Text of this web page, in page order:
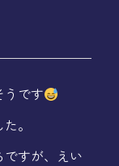
うです
。
すが、えい